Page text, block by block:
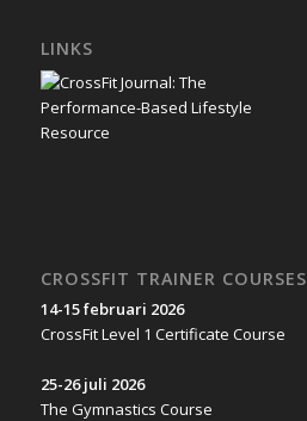
LINKS
CROSSFIT TRAINER COURSES
14-15 februari 2026
CrossFit Level 1 Certificate Course
25-26 juli 2026
The Gymnastics Course